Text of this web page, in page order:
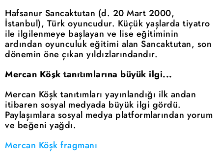
Hafsanur Sancaktutan (d. 20 Mart 2000,
İstanbul), Türk oyuncudur. Küçük yaşlarda tiyatro
ile ilgilenmeye başlayan ve lise eğitiminin
ardından oyunculuk eğitimi alan Sancaktutan, son
dönemin öne çıkan yıldızlarındandır.
Mercan Köşk tanıtımlarına büyük ilgi...
Mercan Köşk tanıtımları yayınlandığı ilk andan
itibaren sosyal medyada büyük ilgi gördü.
Paylaşımlara sosyal medya platformlarından yorum
ve beğeni yağdı.
Mercan Köşk fragmanı